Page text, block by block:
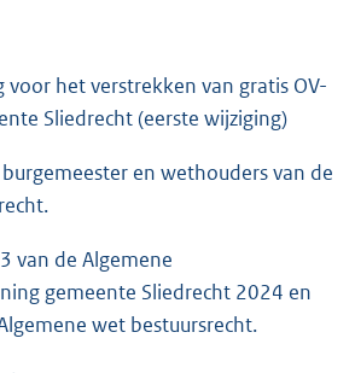
voor het verstrekken van gratis OV-
Sliedrecht (eerste wijziging)
en wethouders van de
van de Algemene
gemeente Sliedrecht 2024 en
wet bestuursrecht.